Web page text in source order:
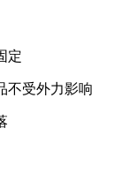
定
不受外力影响